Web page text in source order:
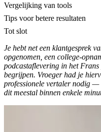
Vergelijking van tools
Tips voor betere resultaten
Tot slot
Je hebt net een klantgesprek
opgenomen, een college-
podcastaflevering in het
begrijpen. Vroeger had je
professionele vertaler nodig
dit meestal binnen enkele